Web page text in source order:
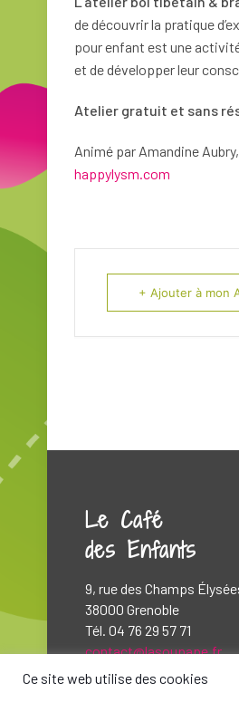
de découvrir la pratique
pour enfant est une
et de développer leur
Atelier gratuit et sans
Animé par Amandine
happylysm.com
+ Ajouter à mon
Le Café
des Enfants
9, rue des Champs
38000 Grenoble
Tél. 04 76 29 57 71
contact@lasoupape.fr
Ce site web utilise des cookies